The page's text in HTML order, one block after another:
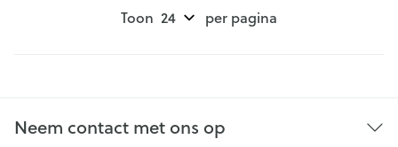
Toon per pagina
Neem contact met ons op